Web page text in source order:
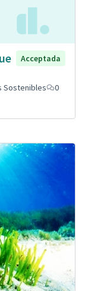
Acceptada
Sostenibles
0